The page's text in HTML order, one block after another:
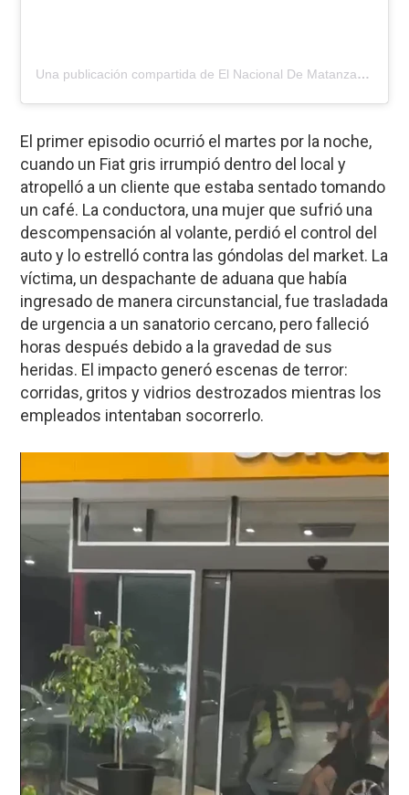
Una publicación compartida de El Nacional De Matanza (@nacionaldematanza)
El primer episodio ocurrió el martes por la noche,
cuando un Fiat gris irrumpió dentro del local y
atropelló a un cliente que estaba sentado tomando
un café. La conductora, una mujer que sufrió una
descompensación al volante, perdió el control del
auto y lo estrelló contra las góndolas del market. La
víctima, un despachante de aduana que había
ingresado de manera circunstancial, fue trasladada
de urgencia a un sanatorio cercano, pero falleció
horas después debido a la gravedad de sus
heridas. El impacto generó escenas de terror:
corridas, gritos y vidrios destrozados mientras los
empleados intentaban socorrerlo.